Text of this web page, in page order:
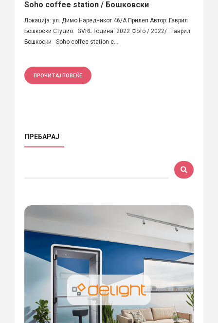
Soho coffee station / Бошковски
Локација: ул. Димо Наредникот 46/А Прилеп Автор: Гаврил
Бошкоски Студио: GVRL Година: 2022 Фото / 2022/ : Гаврил
Бошкоски Soho coffee station е...
ПРОЧИТАЈ ПОВЕЌЕ
ПРЕБАРАЈ